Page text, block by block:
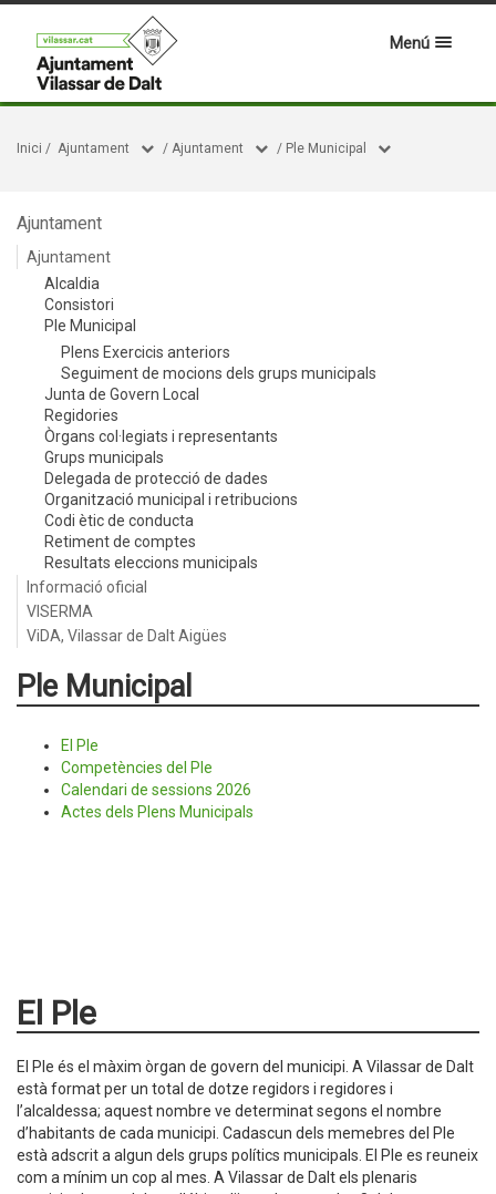
Menú
Inici / Ajuntament / Ajuntament / Ple Municipal
Ajuntament
Ajuntament
Alcaldia
Consistori
Ple Municipal
Plens Exercicis anteriors
Seguiment de mocions dels grups municipals
Junta de Govern Local
Regidories
Òrgans col·legiats i representants
Grups municipals
Delegada de protecció de dades
Organització municipal i retribucions
Codi ètic de conducta
Retiment de comptes
Resultats eleccions municipals
Informació oficial
VISERMA
ViDA, Vilassar de Dalt Aigües
Ple Municipal
El Ple
Competències del Ple
Calendari de sessions 2026
Actes dels Plens Municipals
El Ple
El Ple és el màxim òrgan de govern del municipi. A Vilassar de Dalt
està format per un total de dotze regidors i regidores i
l’alcaldessa; aquest nombre ve determinat segons el nombre
d’habitants de cada municipi. Cadascun dels memebres del Ple
està adscrit a algun dels grups polítics municipals. El Ple es reuneix
com a mínim un cop al mes. A Vilassar de Dalt els plenaris